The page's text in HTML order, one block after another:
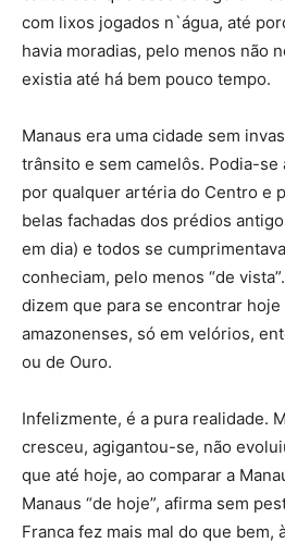
com lixos jogados n`água, até
havia moradias, pelo menos não
existia até há bem pouco tempo.
Manaus era uma cidade sem
trânsito e sem camelôs. Podia-se
por qualquer artéria do Centro e
belas fachadas dos prédios
em dia) e todos se
conheciam, pelo menos “de
dizem que para se encontrar
amazonenses, só em velórios,
ou de Ouro.
Infelizmente, é a pura realidade.
cresceu, agigantou-se, não
que até hoje, ao comparar a
Manaus “de hoje”, afirma sem
Franca fez mais mal do que bem,